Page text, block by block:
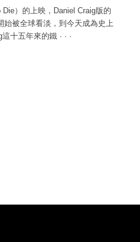
）的上映，Daniel Craig版的
始被全球看淡，到今天成為史上
這十五年來的鐵 · · ·